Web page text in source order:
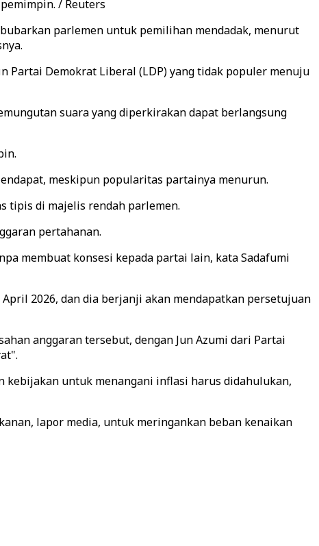
/ Reuters
parlemen untuk pemilihan mendadak, menurut
Partai Demokrat Liberal (LDP) yang tidak populer menuju
suara yang diperkirakan dapat berlangsung
meskipun popularitas partainya menurun.
tipis di majelis rendah parlemen.
pertahanan.
membuat konsesi kepada partai lain, kata Sadafumi
2026, dan dia berjanji akan mendapatkan persetujuan
anggaran tersebut, dengan Jun Azumi dari Partai
kebijakan untuk menangani inflasi harus didahulukan,
lapor media, untuk meringankan beban kenaikan